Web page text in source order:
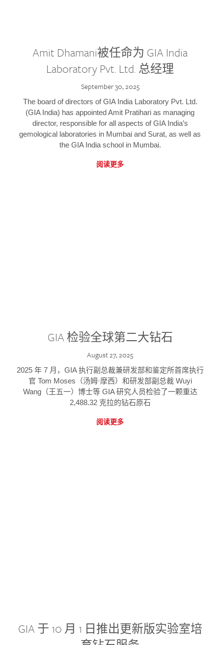
Amit Dhamani被任命为 GIA India
Laboratory Pvt. Ltd. 总经理
September 30, 2025
The board of directors of GIA India Laboratory Pvt. Ltd.
(GIA India) has appointed Amit Pratihari as managing
director, responsible for all aspects of GIA India’s
gemological laboratories in Mumbai and Surat, as well as
the GIA India school in Mumbai.
阅读更多
GIA 检验全球第二大钻石
August 27, 2025
2025 年 7 月，GIA 执行副总裁兼研发部和鉴定所首席执行
官 Tom Moses（汤姆·摩西）和研发部副总裁 Wuyi
Wang（王五一）博士等 GIA 研究人员检验了一颗重达
2,488.32 克拉的钻石原石
阅读更多
GIA 于 10 月 1 日推出更新版实验室培